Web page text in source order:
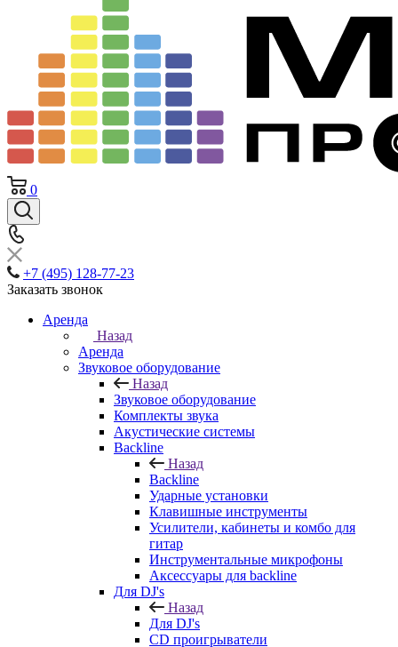
0
+7 (495) 128-77-23
Заказать звонок
Аренда
Назад
Аренда
Звуковое оборудование
Назад
Звуковое оборудование
Комплекты звука
Акустические системы
Backline
Назад
Backline
Ударные установки
Клавишные инструменты
Усилители, кабинеты и комбо для
гитар
Инструментальные микрофоны
Аксессуары для backline
Для DJ's
Назад
Для DJ's
CD проигрыватели